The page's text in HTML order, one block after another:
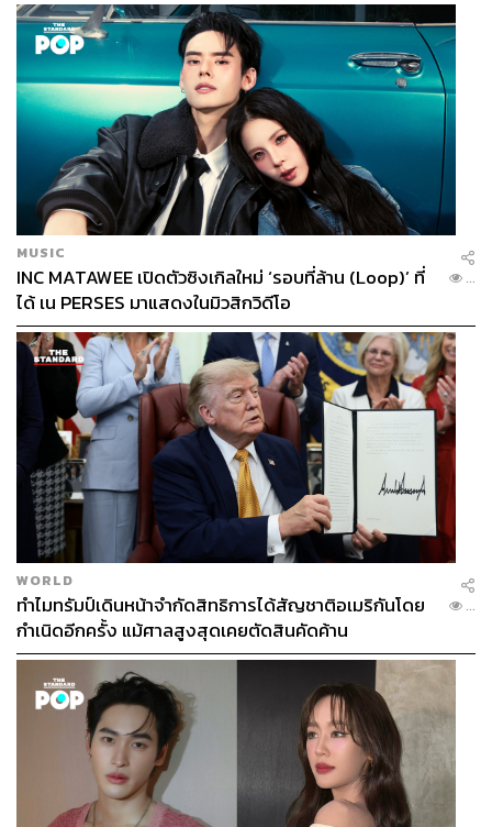
MUSIC
INC MATAWEE เปิดตัวซิงเกิลใหม่ ‘รอบที่ล้าน (Loop)’ ที่
ได้ เน PERSES มาแสดงในมิวสิกวิดีโอ
...
WORLD
ทำไมทรัมป์เดินหน้าจำกัดสิทธิการได้สัญชาติอเมริกันโดย
กำเนิดอีกครั้ง แม้ศาลสูงสุดเคยตัดสินคัดค้าน
...